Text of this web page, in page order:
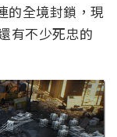
的全境封鎖，現
有不少死忠的